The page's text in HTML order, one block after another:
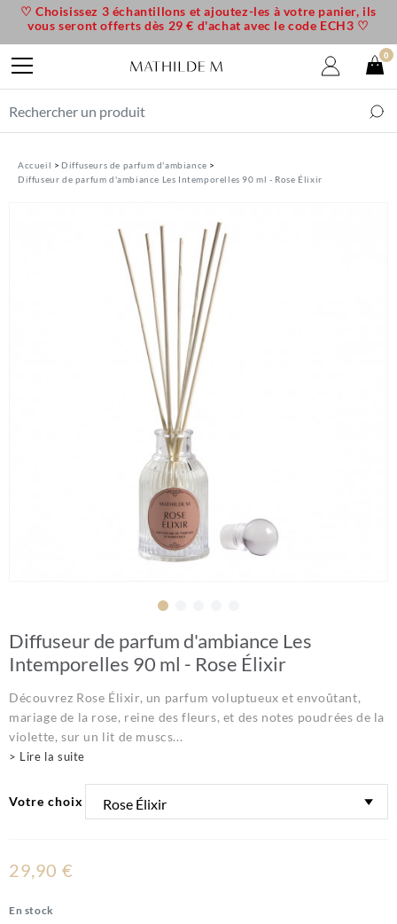
Accueil
Diffuseurs de parfum d'ambiance
Diffuseur de parfum d'ambiance Les Intemporelles 90 ml - Rose Élixir
Diffuseur de parfum d'ambiance Les
Intemporelles 90 ml - Rose Élixir
Découvrez Rose Élixir, un parfum voluptueux et envoûtant,
mariage de la rose, reine des fleurs, et des notes poudrées de la
violette, sur un lit de muscs...
> Lire la suite
Votre choix
29,90 €
En stock
♡ Choisissez 3 échantillons et ajoutez-les à votre panier, ils
vous seront offerts dès 29 € d'achat avec le code ECH3 ♡
0